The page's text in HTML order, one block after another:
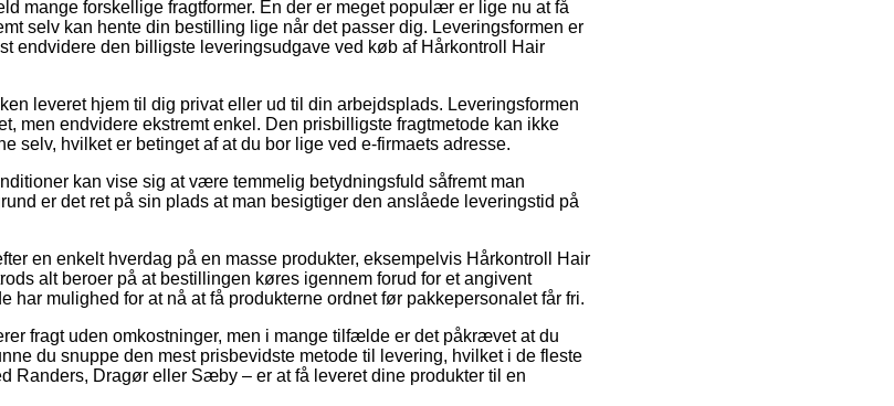
mange forskellige fragtformer. En der er meget populær er lige nu at få
selv kan hente din bestilling lige når det passer dig. Leveringsformen er
endvidere den billigste leveringsudgave ved køb af Hårkontroll Hair
leveret hjem til dig privat eller ud til din arbejdsplads. Leveringsformen
men endvidere ekstremt enkel. Den prisbilligste fragtmetode kan ikke
selv, hvilket er betinget af at du bor lige ved e-firmaets adresse.
kan vise sig at være temmelig betydningsfuld såfremt man
er det ret på sin plads at man besigtiger den anslåede leveringstid på
en enkelt hverdag på en masse produkter, eksempelvis Hårkontroll Hair
alt beroer på at bestillingen køres igennem forud for et angivent
har mulighed for at nå at få produkterne ordnet før pakkepersonalet får fri.
fragt uden omkostninger, men i mange tilfælde er det påkrævet at du
du snuppe den mest prisbevidste metode til levering, hvilket i de fleste
Randers, Dragør eller Sæby – er at få leveret dine produkter til en